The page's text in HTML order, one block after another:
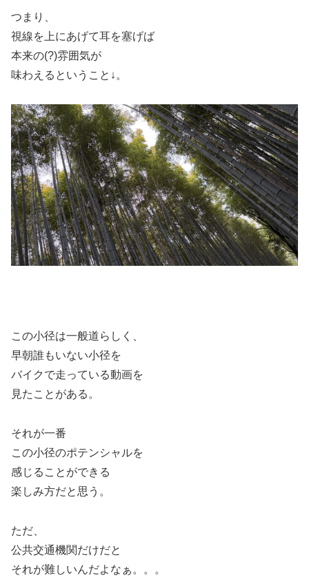
つまり、
視線を上にあげて耳を塞げば
本来の(?)雰囲気が
味わえるということ↓。
この小径は一般道らしく、
早朝誰もいない小径を
バイクで走っている動画を
見たことがある。
それが一番
この小径のポテンシャルを
感じることができる
楽しみ方だと思う。
ただ、
公共交通機関だけだと
それが難しいんだよなぁ。。。